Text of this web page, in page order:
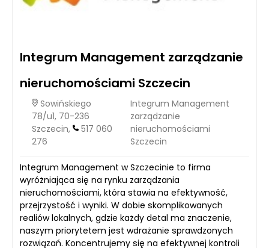
Integrum Management zarządzanie
nieruchomościami Szczecin
Sowińskiego
78/u1, 70-236
Szczecin,
517 060
276
Integrum Management
zarządzanie
nieruchomościami
Szczecin
Integrum Management w Szczecinie to firma
wyróżniająca się na rynku zarządzania
nieruchomościami, która stawia na efektywność,
przejrzystość i wyniki. W dobie skomplikowanych
realiów lokalnych, gdzie każdy detal ma znaczenie,
naszym priorytetem jest wdrażanie sprawdzonych
rozwiązań. Koncentrujemy się na efektywnej kontroli